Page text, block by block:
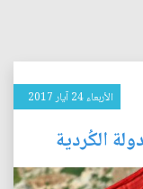
الأربعاء 24 آيار 2017
الكُردية